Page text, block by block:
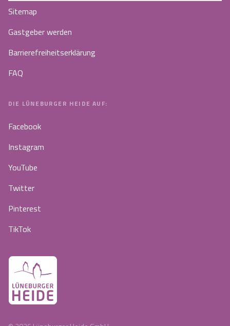
Sitemap
Gastgeber werden
Barrierefreiheitserklärung
FAQ
DIE LÜNEBURGER HEIDE AUF:
Facebook
Instagram
YouTube
Twitter
Pinterest
TikTok